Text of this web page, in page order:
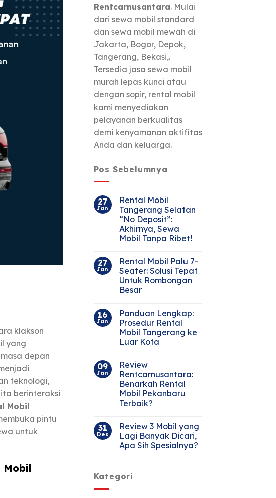
klakson
yang
depan
teknologi,
berinteraksi
Mobil
pintu
untuk
Mobil
Rentcarnusantara. Mulai
dari sewa mobil standard
dan sewa mobil mewah di
Jakarta, Bogor, Depok,
Tangerang, Bekasi,.
Tersedia jasa sewa mobil
murah lepas kunci atau
dengan sopir, rental mobil
kami menyediakan
pelayanan berkualitas
demi kenyamanan aktifitas
Anda dan keluarga.
Pos Sebelumnya
27
Jan
Rental Mobil
Tangerang Selatan
“No Deposit”:
Akhirnya, Sewa
Mobil Tanpa Ribet!
27
Jan
Rental Mobil Palu 7-
Seater: Solusi Tepat
Untuk Rombongan
Besar
16
Jan
Panduan Lengkap:
Prosedur Rental
Mobil Tangerang ke
Luar Kota
09
Jan
Review
Rentcarnusantara:
Benarkah Rental
Mobil Pekanbaru
Terbaik?
31
Des
Review 3 Mobil yang
Lagi Banyak Dicari,
Apa Sih Spesialnya?
Kategori